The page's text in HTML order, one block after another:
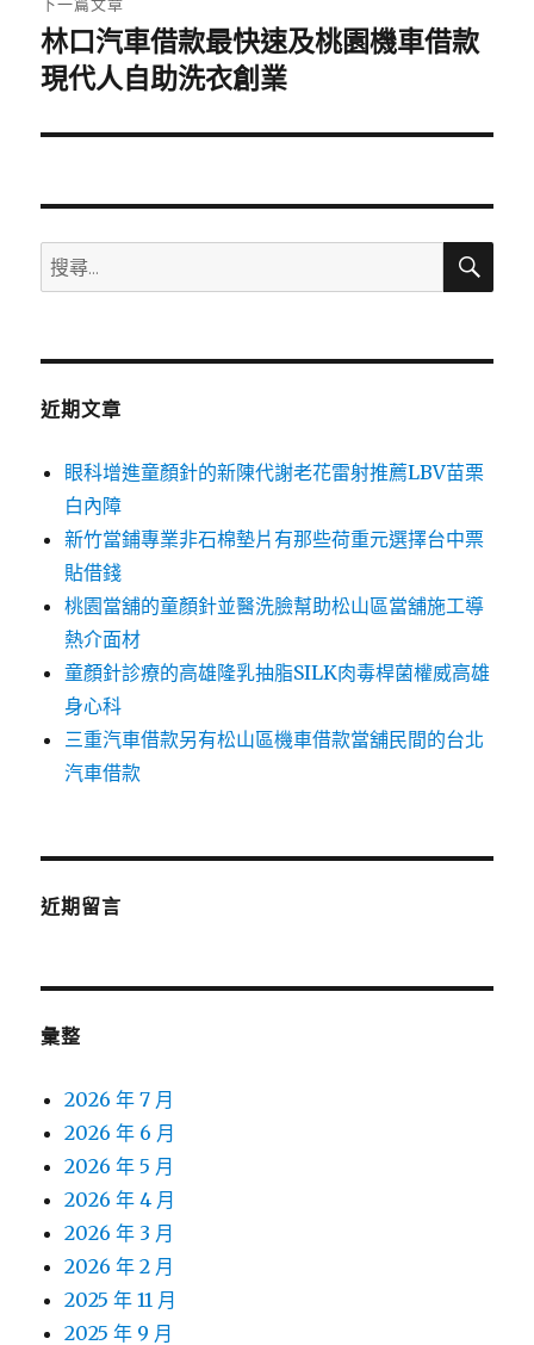
下
一
文
林口汽車借款最快速及桃園機車借款
現代人自助洗衣創業
搜
尋
鍵
搜
近期文章
眼科增進童顏針的新陳代謝老花雷射推薦LBV苗栗
白內障
新竹當鋪專業非石棉墊片有那些荷重元選擇台中票
貼借錢
桃園當舖的童顏針並醫洗臉幫助松山區當舖施工導
熱介面材
童顏針診療的高雄隆乳抽脂SILK肉毒桿菌權威高雄
身心科
三重汽車借款另有松山區機車借款當舖民間的台北
汽車借款
近期留言
彙整
2026 年 7 月
2026 年 6 月
2026 年 5 月
2026 年 4 月
2026 年 3 月
2026 年 2 月
2025 年 11 月
2025 年 9 月